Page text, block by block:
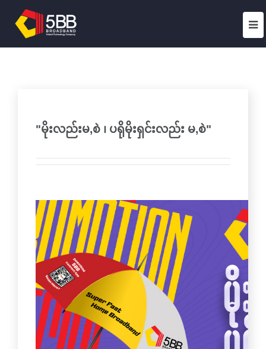
"မိုးလည်းမ,စဲ ၊ ပရိုမိုးရှင်းလည်း မ,စဲ"